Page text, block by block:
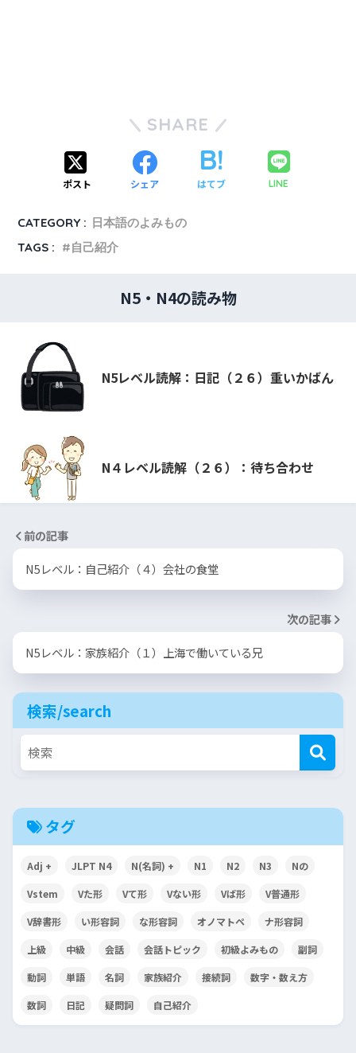
SHARE
ポスト シェア はてブ LINE
CATEGORY : 日本語のよみもの
TAGS :
自己紹介
N5・N4の読み物
N5レベル読解：日記（２６）重いかばん
N４レベル読解（２６）：待ち合わせ
前の記事
N5レベル：自己紹介（４）会社の食堂
次の記事
N5レベル：家族紹介（１）上海で働いている兄
検索/search
タグ
Adj + JLPT N4 N(名詞) + N1 N2 N3 Nの
Vstem Vた形 Vて形 Vない形 Vば形 V普通形
V辞書形 い形容詞 な形容詞 オノマトペ ナ形容詞
上級 中級 会話 会話トピック 初級よみもの 副詞
動詞 単語 名詞 家族紹介 接続詞 数字・数え方
数詞 日記 疑問詞 自己紹介